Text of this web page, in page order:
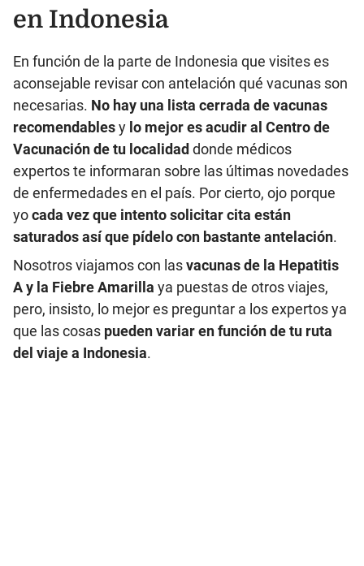
en Indonesia
En función de la parte de Indonesia que visites es
aconsejable revisar con antelación qué vacunas son
necesarias. No hay una lista cerrada de vacunas
recomendablesy lo mejor es acudir al Centro de
Vacunación de tu localidad donde médicos
expertos te informaran sobre las últimas novedades
de enfermedades en el país. Por cierto, ojo porque
yocada vez que intento solicitar cita están
saturados así que pídelo con bastante antelación.
Nosotros viajamos con lasvacunas de la Hepatitis
A y la Fiebre Amarilla ya puestas de otros viajes,
pero, insisto, lo mejor es preguntar a los expertos ya
que las cosas pueden variar en función de tu ruta
del viaje a Indonesia.